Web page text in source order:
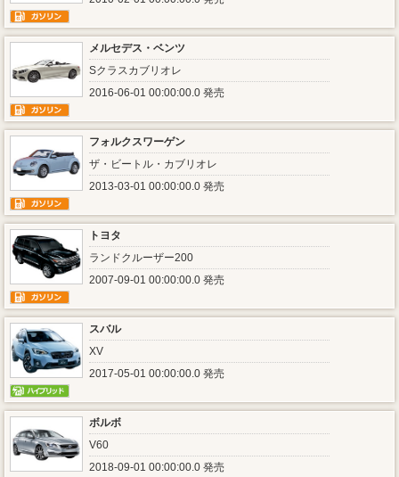
メルセデス・ベンツ
Sクラスカブリオレ
2016-06-01 00:00:00.0 発売
フォルクスワーゲン
ザ・ビートル・カブリオレ
2013-03-01 00:00:00.0 発売
トヨタ
ランドクルーザー200
2007-09-01 00:00:00.0 発売
スバル
XV
2017-05-01 00:00:00.0 発売
ボルボ
V60
2018-09-01 00:00:00.0 発売